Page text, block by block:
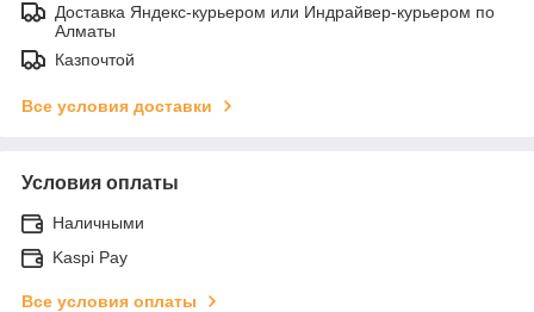
Доставка Яндекс-курьером или Индрайвер-курьером по
Алматы
Казпочтой
Все условия доставки
Условия оплаты
Наличными
Kaspi Pay
Все условия оплаты